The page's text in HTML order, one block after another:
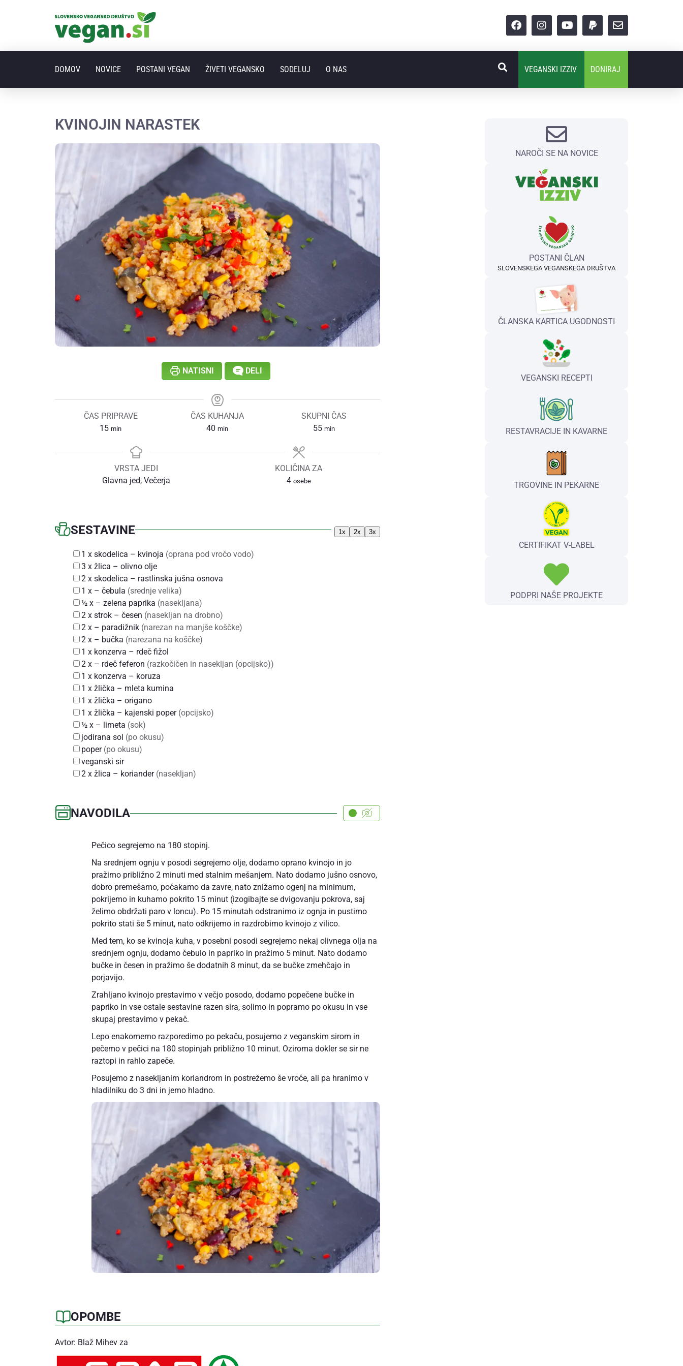
DOMOV NOVICE POSTANI VEGAN ŽIVETI VEGANSKO SODELUJ O NAS VEGANSKI IZZIV DONIRAJ
KVINOJIN NARASTEK
NATISNI DELI
ČAS PRIPRAVE
15 min
ČAS KUHANJA
40 min
SKUPNI ČAS
55 min
VRSTA JEDI
Glavna jed, Večerja
KOLIČINA ZA
4 osebe
SESTAVINE 1x 2x 3x
1 x skodelica – kvinoja (oprana pod vročo vodo)
3 x žlica – olivno olje
2x skodelica – rastlinska jušna osnova
1 x – čebula (srednje velika)
½x – zelena paprika (nasekljana)
2x strok – česen (nasekljan na drobno)
2x – paradižnik (narezan na manjše koščke)
2x – bučka (narezana na koščke)
1 x konzerva – rdeč fižol
2x – rdeč feferon (razkočičen in nasekljan (opcijsko))
1 x konzerva – koruza
1 x žlička – mleta kumina
1 x žlička – origano
1 x žlička – kajenski poper (opcijsko)
½x – limeta (sok)
jodirana sol (po okusu)
poper (po okusu)
veganski sir
2x žlica – koriander (nasekljan)
NAVODILA
Pečico segrejemo na 180 stopinj.
Na srednjem ognju v posodi segrejemo olje, dodamo oprano kvinojo in jo
pražimo približno 2 minuti med stalnim mešanjem. Nato dodamo jušno osnovo,
dobro premešamo, počakamo da zavre, nato znižamo ogenj na minimum,
pokrijemo in kuhamo pokrito 15 minut (izogibajte se dvigovanju pokrova, saj
želimo obdržati paro v loncu). Po 15 minutah odstranimo iz ognja in pustimo
pokrito stati še 5 minut, nato odkrijemo in razdrobimo kvinojo z vilico.
Med tem, ko se kvinoja kuha, v posebni posodi segrejemo nekaj olivnega olja na
srednjem ognju, dodamo čebulo in papriko in pražimo 5 minut. Nato dodamo
bučke in česen in pražimo še dodatnih 8 minut, da se bučke zmehčajo in
porjavijo.
Zrahljano kvinojo prestavimo v večjo posodo, dodamo popečene bučke in
papriko in vse ostale sestavine razen sira, solimo in popramo po okusu in vse
skupaj prestavimo v pekač.
Lepo enakomerno razporedimo po pekaču, posujemo z veganskim sirom in
pečemo v pečici na 180 stopinjah približno 10 minut. Oziroma dokler se sir ne
raztopi in rahlo zapeče.
Posujemo z nasekljanim koriandrom in postrežemo še vroče, ali pa hranimo v
hladilniku do 3 dni in jemo hladno.
OPOMBE
Avtor: Blaž Mihev za
NAROČI SE NA NOVICE
POSTANI ČLAN
SLOVENSKEGA VEGANSKEGA DRUŠTVA
ČLANSKA KARTICA UGODNOSTI
VEGANSKI RECEPTI
RESTAVRACIJE IN KAVARNE
TRGOVINE IN PEKARNE
CERTIFIKAT V-LABEL
PODPRI NAŠE PROJEKTE